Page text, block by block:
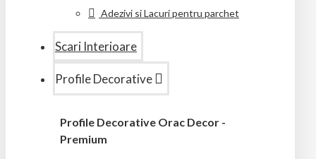
Adezivi si Lacuri pentru parchet
Scari Interioare
Profile Decorative
Profile Decorative Orac Decor -
Premium